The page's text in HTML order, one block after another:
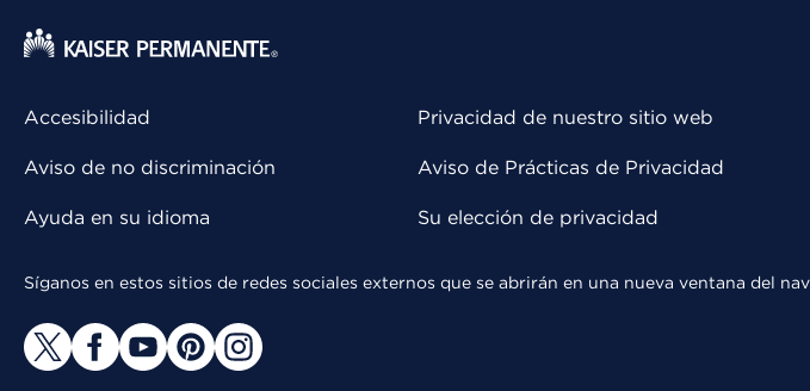
Accesibilidad
Aviso de no discriminación
Ayuda en su idioma
Privacidad de nuestro sitio web
Aviso de Prácticas de Privacidad
Su elección de privacidad
Síganos en estos sitios de redes sociales externos que se abrirán en una nueva ventana del